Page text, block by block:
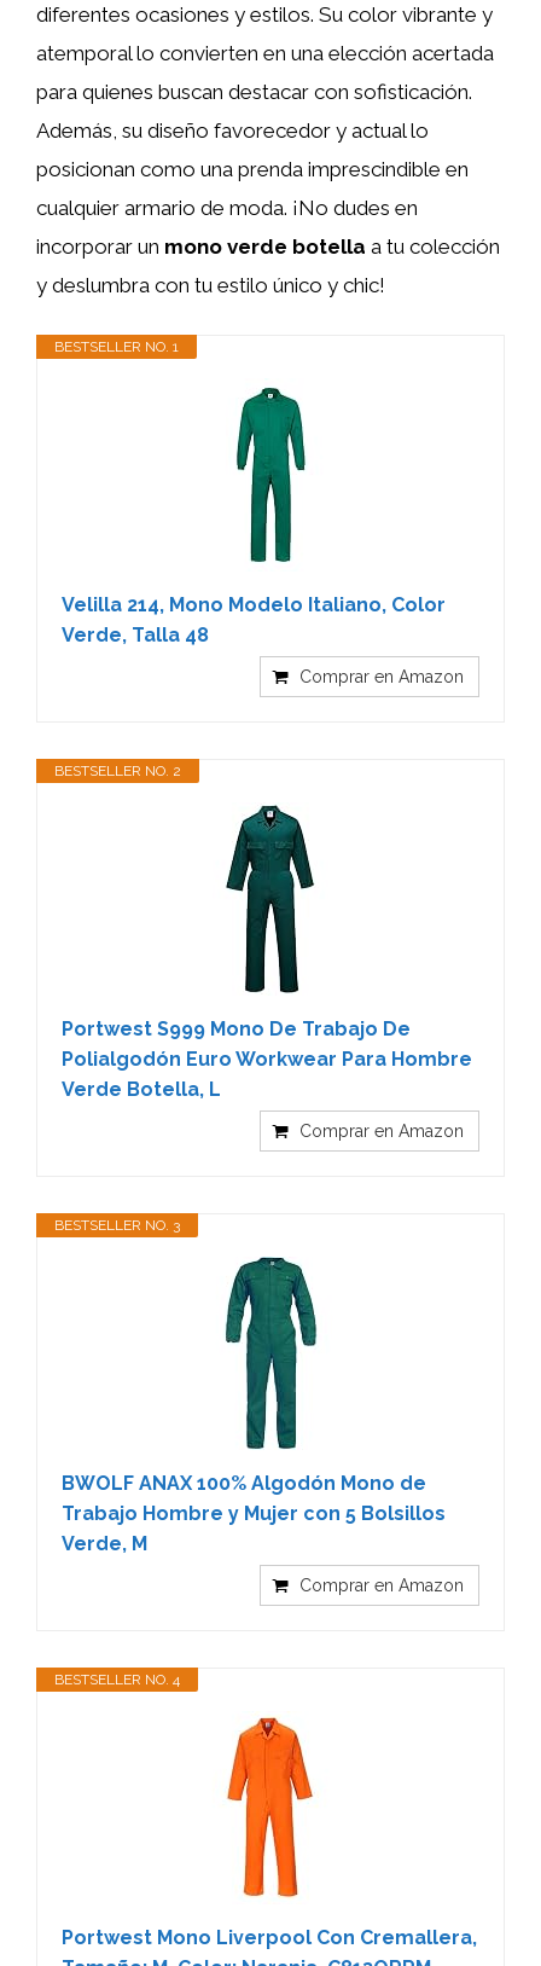
diferentes ocasiones y estilos. Su color vibrante y
atemporal lo convierten en una elección acertada
para quienes buscan destacar con sofisticación.
Además, su diseño favorecedor y actual lo
posicionan como una prenda imprescindible en
cualquier armario de moda. ¡No dudes en
incorporar un mono verde botella a tu colección
y deslumbra con tu estilo único y chic!
BESTSELLER NO. 1
Velilla 214, Mono Modelo Italiano, Color
Verde, Talla 48
Comprar en Amazon
BESTSELLER NO. 2
Portwest S999 Mono De Trabajo De
Polialgodón Euro Workwear Para Hombre
Verde Botella, L
Comprar en Amazon
BESTSELLER NO. 3
BWOLF ANAX 100% Algodón Mono de
Trabajo Hombre y Mujer con 5 Bolsillos
Verde, M
Comprar en Amazon
BESTSELLER NO. 4
Portwest Mono Liverpool Con Cremallera,